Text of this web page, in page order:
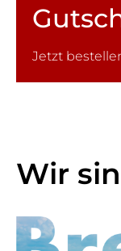
Jetzt
Wir